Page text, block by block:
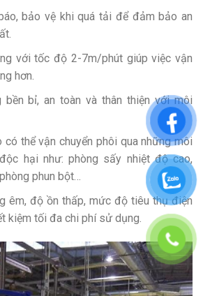
bảo vệ khi quá tải để đảm bảo an
với tốc độ 2-7m/phút giúp việc vận
hơn.
bỉ, an toàn và thân thiện với môi
thể vận chuyển phôi qua những môi
hại như: phòng sấy nhiệt độ cao,
phun bột…
êm, độ ồn thấp, mức độ tiêu thụ điện
kiệm tối đa chi phí sử dụng.